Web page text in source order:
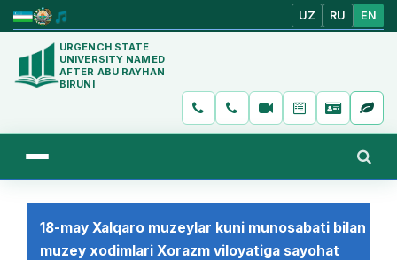
UZ RU EN
URGENCH STATE
UNIVERSITY NAMED
AFTER ABU RAYHAN
BIRUNI
18-may Xalqaro muzeylar kuni munosabati bilan
muzey xodimlari Xorazm viloyatiga sayohat